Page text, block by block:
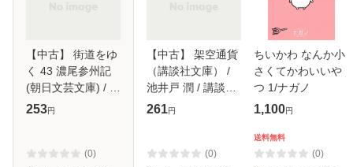
【中古】 街道をゆ
く 43 濃尾参州記
(朝日文芸文庫) / 司
馬遼太郎 / 朝日新
253円
(0)
【中古】 架空通貨
（講談社文庫） /
池井戸 潤 / 講談社
[文庫]【メール便送
261円
(0)
ちいかわ なんか小
さくてかわいいや
つ 1/ナガノ
1,100円
送料無料
(0)